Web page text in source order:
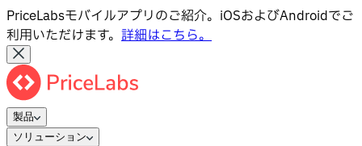
PriceLabsモバイルアプリのご紹介。iOSおよびAndroidでご
利用いただけます。 詳細はこちら。
製品
ソリューション